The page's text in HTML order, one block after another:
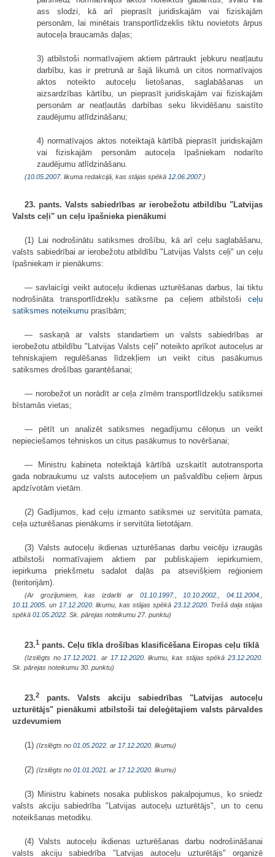
ass slodzi, kā arī pieprasīt juridiskajām vai fiziskajām
personām, lai minētais transportlīdzeklis tiktu novietots ārpus
autoceļa braucamās daļas;
3) atbilstoši normatīvajiem aktiem pārtraukt jebkuru neatļautu
darbību, kas ir pretrunā ar šajā likumā un citos normatīvajos
aktos noteikto autoceļu lietošanas, saglabāšanas un
aizsardzības kārtību, un pieprasīt juridiskajām vai fiziskajām
personām ar neatļautās darbības seku likvidēšanu saistīto
zaudējumu atlīdzināšanu;
4) normatīvajos aktos noteiktajā kārtībā pieprasīt juridiskajām
vai fiziskajām personām autoceļa īpašniekam nodarīto
zaudējumu atlīdzināšanu.
(10.05.2007. likuma redakcijā, kas stājas spēkā 12.06.2007. )
23. pants. Valsts sabiedrības ar ierobežotu atbildību "Latvijas
Valsts ceļi" un ceļu īpašnieka pienākumi
(1) Lai nodrošinātu satiksmes drošību, kā arī ceļu saglabāšanu,
valsts sabiedrībai ar ierobežotu atbildību "Latvijas Valsts ceļi" un ceļu
īpašniekam ir pienākums:
— savlaicīgi veikt autoceļu ikdienas uzturēšanas darbus, lai tiktu
nodrošināta transportlīdzekļu satiksme pa ceļiem atbilstoši ceļu
satiksmes noteikumu prasībām;
— saskaņā ar valsts standartiem un valsts sabiedrības ar
ierobežotu atbildību "Latvijas Valsts ceļi" noteikto aprīkot autoceļus ar
tehniskajiem regulēšanas līdzekļiem un veikt citus pasākumus
satiksmes drošības garantēšanai;
— norobežot un norādīt ar ceļa zīmēm transportlīdzekļu satiksmei
bīstamās vietas;
— pētīt un analizēt satiksmes negadījumu cēloņus un veikt
nepieciešamos tehniskos un citus pasākumus to novēršanai;
— Ministru kabineta noteiktajā kārtībā uzskaitīt autotransporta
gada nobraukumu uz valsts autoceļiem un pašvaldību ceļiem ārpus
apdzīvotām vietām.
(2) Gadījumos, kad ceļu izmanto satiksmei uz servitūta pamata,
ceļa uzturēšanas pienākums ir servitūta lietotājam.
(3) Valsts autoceļu ikdienas uzturēšanas darbu veicēju izraugās
atbilstoši normatīvajiem aktiem par publiskajiem iepirkumiem,
iepirkuma priekšmetu sadalot daļās pa atsevišķiem reģioniem
(teritorijām).
(Ar grozījumiem, kas izdarīti ar 01.10.1997. 10.10.2002. ,04.11.2004.
10.11.2005. un 17.12.2020. likumu, kas stājas spēkā 23.12.2020. Trešā daļa stājas
spēkā 01.05.2022. Sk. pārejas noteikumu 27. punktu)
23.1 pants. Ceļu tīkla drošības klasificēšana Eiropas ceļu tīklā
(Izslēgts no 17.12.2021. ar 17.12.2020. likumu, kas stājas spēkā23.12.2020.
Sk. pārejas noteikumu 30. punktu)
23.2
pants. Valsts akciju sabiedrības "Latvijas autoceļu
uzturētājs" pienākumi atbilstoši tai deleģētajiem valsts pārvaldes
uzdevumiem
(1) (Izslēgts no 01.05.2022. ar 17.12.2020 . likumu)
(2) (Izslēgts no 01.01.2021. ar 17.12.2020 . likumu)
(3) Ministru kabinets nosaka publiskos pakalpojumus, ko sniedz
valsts akciju sabiedrība "Latvijas autoceļu uzturētājs", un to cenu
noteikšanas metodiku.
(4) Valsts autoceļu ikdienas uzturēšanas darbu nodrošināšanai
valsts akciju sabiedrība "Latvijas autoceļu uzturētājs" organizē